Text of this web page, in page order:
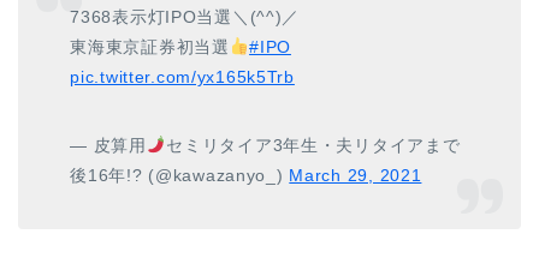
7368表示灯IPO当選＼(^^)／
東海東京証券初当選
#IPO
pic.twitter.com/yx165k5Trb
— 皮算用
セミリタイア3年生・夫リタイアまで
後16年!? (@kawazanyo_) March 29, 2021